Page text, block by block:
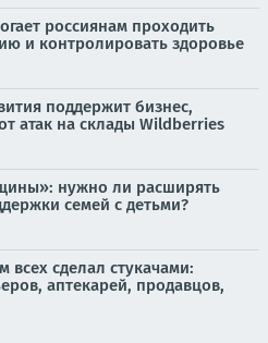
россиянам проходить
и контролировать здоровье
поддержит бизнес,
атак на склады Wildberries
нужно ли расширять
семей с детьми?
всех сделал стукачами:
аптекарей, продавцов,